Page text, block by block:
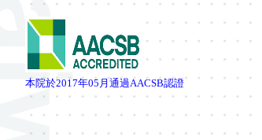
本院於2017年05 月通過AACSB認證